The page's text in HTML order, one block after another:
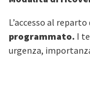
L’accesso al
programmato. I
urgenza,